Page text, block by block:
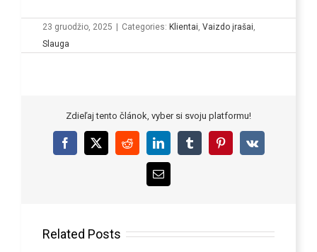
23 gruodžio, 2025 Categories: Klientai, Vaizdo įrašai,
Slauga
Zdieľaj tento článok, vyber si svoju platformu!
Facebook
X RedditLinkedInTumblrPinterest
Vk
Email
Related Posts